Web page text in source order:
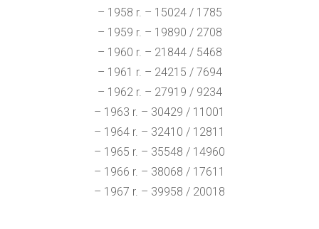
– 1958 r. – 15024 / 1785
– 1959 r. – 19890 / 2708
– 1960 r. – 21844 / 5468
– 1961 r. – 24215 / 7694
– 1962 r. – 27919 / 9234
– 1963 r. – 30429 / 11001
– 1964 r. – 32410 / 12811
– 1965 r. – 35548 / 14960
– 1966 r. – 38068 / 17611
– 1967 r. – 39958 / 20018